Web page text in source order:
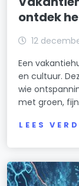
ontdek
12
Een
en cultuur.
wie
met groen,
LEES